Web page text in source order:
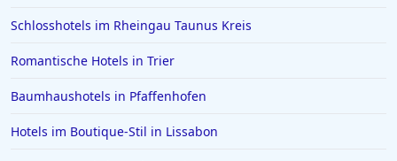
Schlosshotels im Rheingau Taunus Kreis
Romantische Hotels in Trier
Baumhaushotels in Pfaffenhofen
Hotels im Boutique-Stil in Lissabon